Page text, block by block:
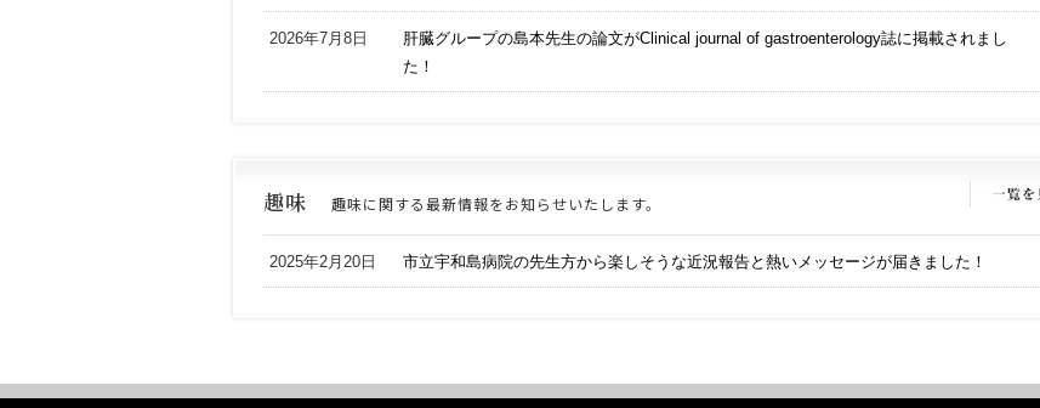
2026年7月8日
肝臓グループの島本先生の論文がClinical journal of gastroenterology誌に掲載されまし
た！
趣味 趣味に関する最新情報をお知らせいたします。
2025年2月20日 市立宇和島病院の先生方から楽しそうな近況報告と熱いメッセージが届きました！